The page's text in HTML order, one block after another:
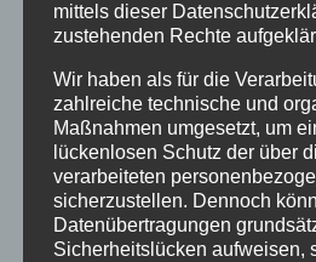
decodoria –
mittels dieser
zustehenden Rechte
Wir haben als für die
zahlreiche technische und
Maßnahmen umgesetzt, um
lückenlosen Schutz der über
verarbeiteten
sicherzustellen. Dennoch
Datenübertragungen
Sicherheitslücken aufweisen,